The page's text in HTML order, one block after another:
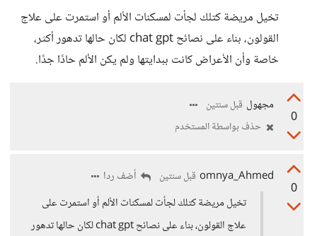
تخيل مريضة كتلك لجأت لمسكنات الألم أو استمرت على علاج
القولون، بناء على نصائح chat gpt لكان حالها تدهور أكثر،
خاصة وأن الأعراض كانت ببدايتها ولم يكن الألم حادًا جدًا.
0
مجهول قبل سنتين
حذف بواسطة المستخدم
0
omnya_Ahmed قبل سنتين
أضف ردا
تخيل مريضة كتلك لجأت لمسكنات الألم أو استمرت على
علاج القولون، بناء على نصائح chat gpt لكان حالها تدهور